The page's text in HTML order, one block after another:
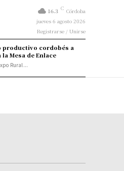
16.3 C Córdoba
jueves 6 agosto 2026
Registrarse / Unirse
productivo cordobés a
Mesa de Enlace
Rural...